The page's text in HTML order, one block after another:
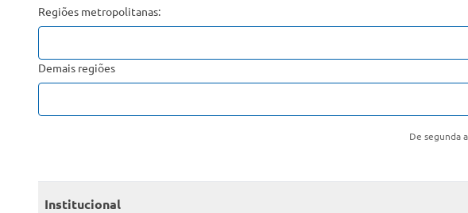
Regiões metropolitanas:
Demais regiões
De segunda
Institucional